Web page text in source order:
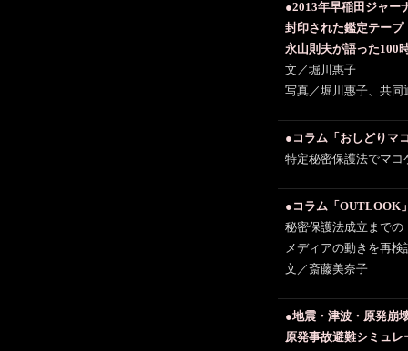
●2013年早稲田ジャー
封印された鑑定テープ
永山則夫が語った100
文／堀川惠子
写真／堀川惠子、共
●コラム「おしどりマ
特定秘密保護法でマコ
●コラム「OUTLOOK
秘密保護法成立までの
メディアの動きを再検
文／斎藤美奈子
●地震・津波・原発崩
原発事故避難シミュレ